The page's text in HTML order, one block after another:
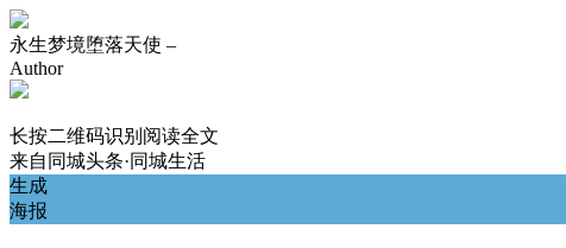
永生梦境堕落天使 –
Author
长按二维码识别阅读全文
来自 同城头条·同城生活
生成
海报